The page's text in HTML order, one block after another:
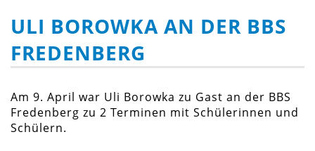
ULI BOROWKA AN DER BBS
FREDENBERG
Am 9. April war Uli Borowka zu Gast an der BBS
Fredenberg zu 2 Terminen mit Schülerinnen und
Schülern.